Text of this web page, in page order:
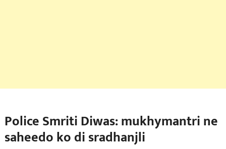
Police Smriti Diwas: mukhymantri ne
saheedo ko di sradhanjli